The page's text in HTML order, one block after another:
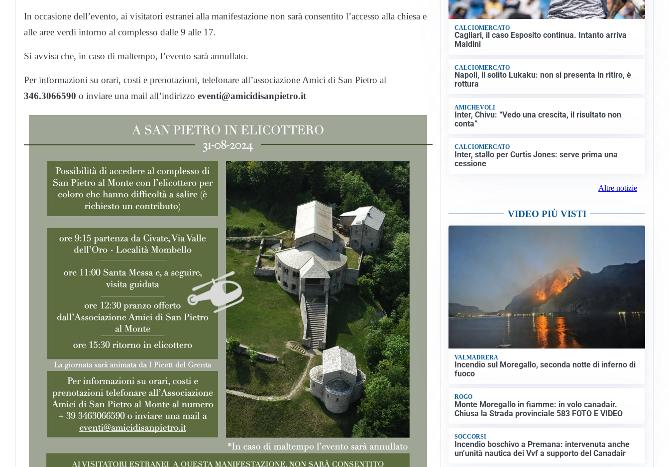
In occasione dell’evento, ai visitatori estranei alla manifestazione non sarà consentito l’accesso alla chiesa e
alle aree verdi intorno al complesso dalle 9 alle 17.
Si avvisa che, in caso di maltempo, l’evento sarà annullato.
Per informazioni su orari, costi e prenotazioni, telefonare all’associazione Amici di San Pietro al
346.3066590 o inviare una mail all’indirizzo eventi@amicidisanpietro.it
CALCIOMERCATO
Cagliari, il caso Esposito continua. Intanto arriva
Maldini
CALCIOMERCATO
Napoli, il solito Lukaku: non si presenta in ritiro, è
rottura
AMICHEVOLI
Inter, Chivu: “Vedo una crescita, il risultato non
conta”
CALCIOMERCATO
Inter, stallo per Curtis Jones: serve prima una
cessione
Altre notizie
VIDEO PIÙ VISTI
VALMADRERA
Incendio sul Moregallo, seconda notte di inferno di
fuoco
ROGO
Monte Moregallo in fiamme: in volo canadair.
Chiusa la Strada provinciale 583 FOTO E VIDEO
SOCCORSI
Incendio boschivo a Premana: intervenuta anche
un’unità nautica dei Vvf a supporto del Canadair